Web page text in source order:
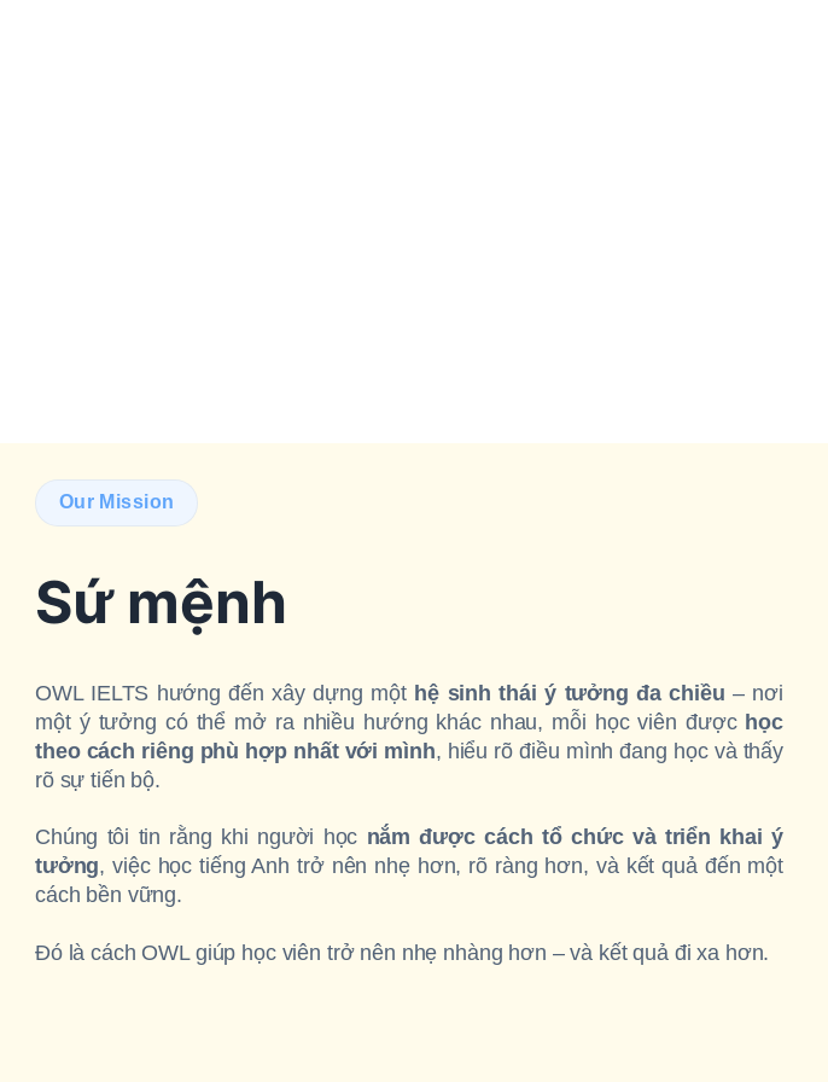
Our Mission
Sứ mệnh
OWL IELTS hướng đến xây dựng một hệ sinh thái ý tưởng đa chiều – nơi
một ý tưởng có thể mở ra nhiều hướng khác nhau, mỗi học viên được học
theo cách riêng phù hợp nhất với mình, hiểu rõ điều mình đang học và thấy
rõ sự tiến bộ.
Chúng tôi tin rằng khi người học nắm được cách tổ chức và triển khai ý
tưởng, việc học tiếng Anh trở nên nhẹ hơn, rõ ràng hơn, và kết quả đến một
cách bền vững.
Đó là cách OWL giúp học viên trở nên nhẹ nhàng hơn – và kết quả đi xa hơn.